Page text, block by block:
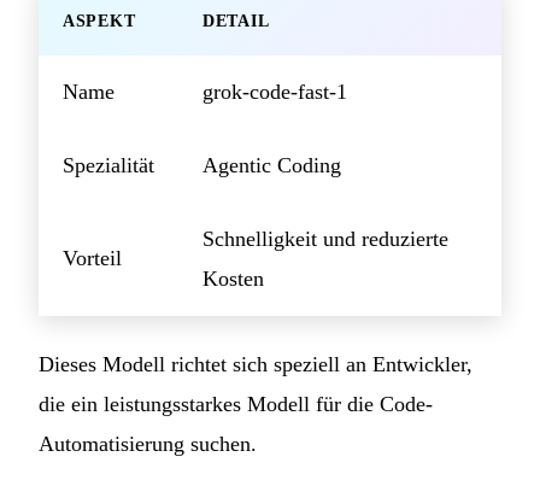
ASPEKT DETAIL
Name grok-code-fast-1
Spezialität Agentic Coding
Vorteil
Schnelligkeit und reduzierte
Kosten
Dieses Modell richtet sich speziell an Entwickler,
die ein leistungsstarkes Modell für die Code-
Automatisierung suchen.